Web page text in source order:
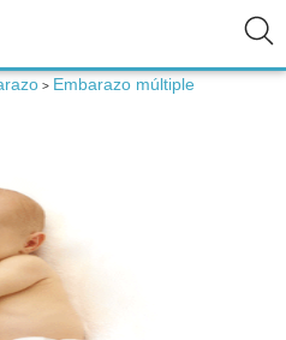
> Embarazo múltiple